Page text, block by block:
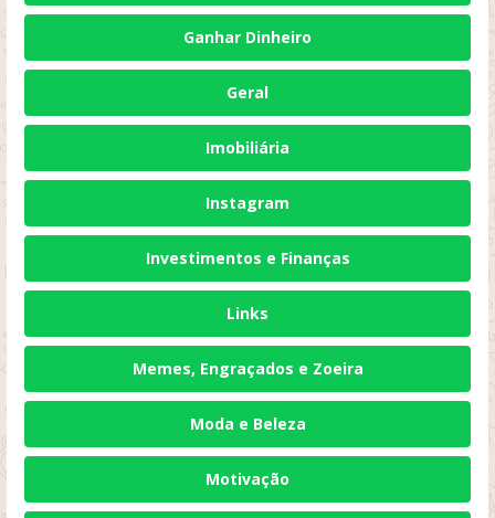
Ganhar Dinheiro
Geral
Imobiliária
Instagram
Investimentos e Finanças
Links
Memes, Engraçados e Zoeira
Moda e Beleza
Motivação